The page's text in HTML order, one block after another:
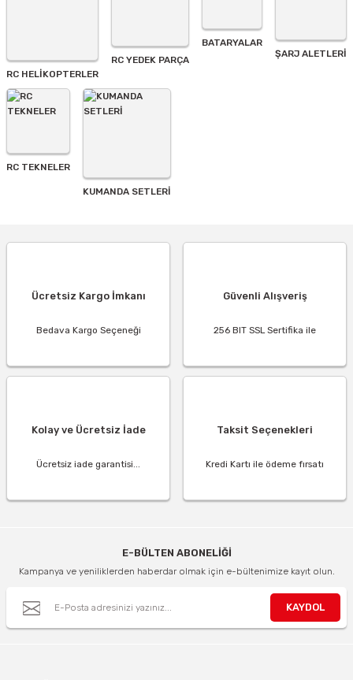
Gönder
RC HELİKOPTERLER
RC YEDEK PARÇA
BATARYALAR
ŞARJ ALETLERI
RC TEKNELER
KUMANDA SETLERİ
Ücretsiz Kargo İmkanı
Bedava Kargo Seçeneği
Güvenli Alışveriş
256 BIT SSL Sertifika ile
Kolay ve Ücretsiz İade
Ücretsiz iade garantisi...
Taksit Seçenekleri
Kredi Kartı ile ödeme fırsatı
E-BÜLTEN ABONELİĞİ
Kampanya ve yeniliklerden haberdar olmak için e-bültenimize kayıt olun.
KAYDOL